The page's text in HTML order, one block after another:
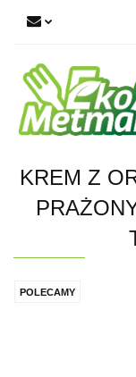
KREM Z
POLECAMY